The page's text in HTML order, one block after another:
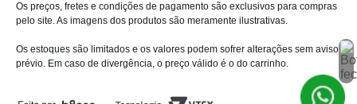
Os preços, fretes e condições de pagamento são exclusivos para compras
pelo site. As imagens dos produtos são meramente ilustrativas.
Os estoques são limitados e os valores podem sofrer alterações sem aviso
prévio. Em caso de divergência, o preço válido é o do carrinho.